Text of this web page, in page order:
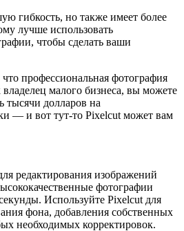
гибкость, но также имеет более
лучше использовать
чтобы сделать ваши
что профессиональная фотография
малого бизнеса, вы можете
тысячи долларов на
— и вот тут-то Pixelcut может вам
редактирования изображений
фотографии
Используйте Pixelcut для
фона, добавления собственных
необходимых корректировок.